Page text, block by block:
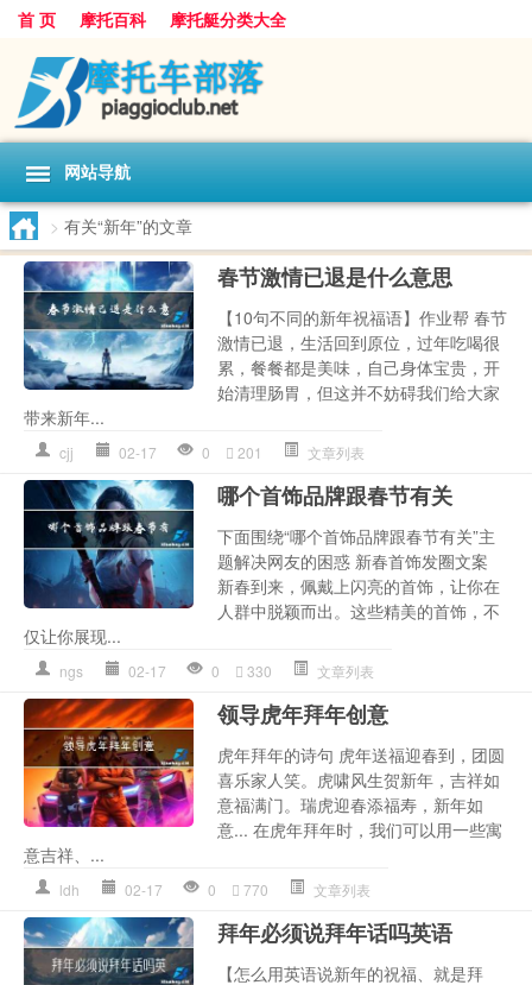
首 页 摩托百科 摩托艇分类大全
网站导航
> 有关“新年”的文章
春节激情已退是什么意思
【10句不同的新年祝福语】作业帮 春节
激情已退，生活回到原位，过年吃喝很
累，餐餐都是美味，自己身体宝贵，开
始清理肠胃，但这并不妨碍我们给大家
带来新年...
cjj 02-17 0 201 文章列表
哪个首饰品牌跟春节有关
下面围绕“哪个首饰品牌跟春节有关”主
题解决网友的困惑 新春首饰发圈文案
新春到来，佩戴上闪亮的首饰，让你在
人群中脱颖而出。这些精美的首饰，不
仅让你展现...
ngs 02-17 0 330 文章列表
领导虎年拜年创意
虎年拜年的诗句 虎年送福迎春到，团圆
喜乐家人笑。虎啸风生贺新年，吉祥如
意福满门。瑞虎迎春添福寿，新年如
意... 在虎年拜年时，我们可以用一些寓
意吉祥、...
ldh 02-17 0 770 文章列表
拜年必须说拜年话吗英语
【怎么用英语说新年的祝福、就是拜